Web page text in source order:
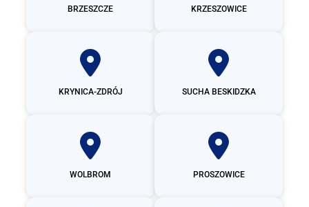
BRZESZCZE KRZESZOWICE
KRYNICA-ZDRÓJ SUCHA BESKIDZKA
WOLBROM PROSZOWICE